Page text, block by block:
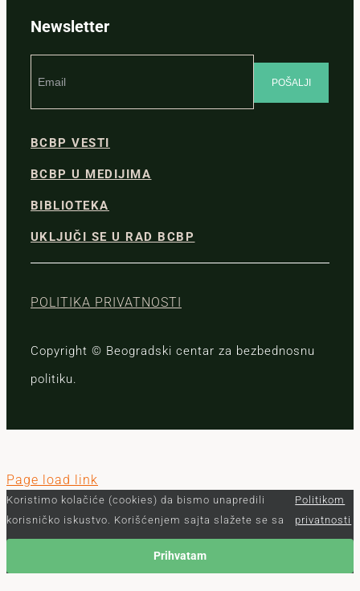
Newsletter
BCBP VESTI
BCBP U MEDIJIMA
BIBLIOTEKA
UKLJUČI SE U RAD BCBP
POLITIKA PRIVATNOSTI
Copyright © Beogradski centar za bezbednosnu
politiku.
Page load link
Koristimo kolačiće (cookies) da bismo unapredili
korisničko iskustvo. Korišćenjem sajta slažete se sa
Politikom
privatnosti
Prihvatam